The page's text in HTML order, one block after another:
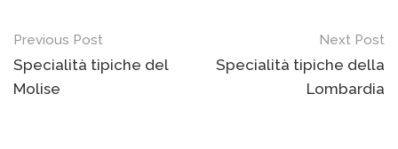
Post
navigation
Previous Post
Specialità tipiche del
Molise
Next Post
Specialità tipiche della
Lombardia